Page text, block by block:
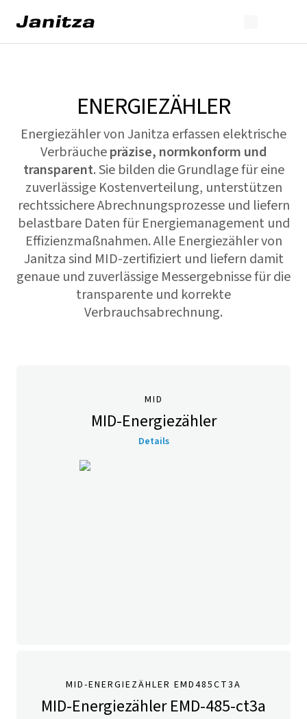
ENERGIEZÄHLER
Energiezähler von Janitza erfassen elektrische
Verbräuchepräzise, normkonform und
transparent. Sie bilden die Grundlage für eine
zuverlässige Kostenverteilung, unterstützen
rechtssichere Abrechnungsprozesse und liefern
belastbare Daten für Energiemanagement und
Effizienzmaßnahmen. Alle Energiezähler von
Janitza sind MID-zertifiziert und liefern damit
genaue und zuverlässige Messergebnisse für die
transparente und korrekte
Verbrauchsabrechnung.
MID
MID-Energiezähler
Details
MID-ENERGIEZÄHLER EMD485CT3A
MID-Energiezähler EMD-485-ct3a